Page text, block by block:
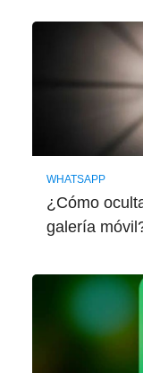
WHATSAPP
¿Cómo
galería